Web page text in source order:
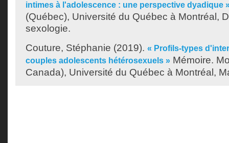
intimes à l'adolescence : une perspective dyadique
(Québec), Université du Québec à Montréal,
sexologie.
Couture, Stéphanie (2019). « Profils-types
couples adolescents hétérosexuels » Mémoire.
Canada), Université du Québec à Montréal,